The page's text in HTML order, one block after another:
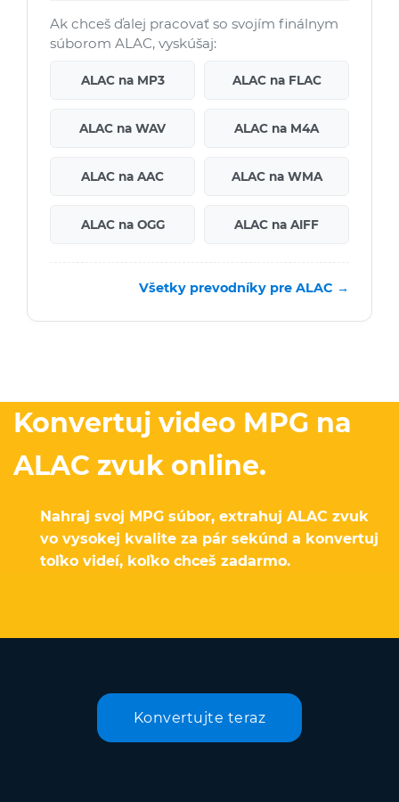
Ak chceš ďalej pracovať so svojím finálnym
súborom ALAC, vyskúšaj:
ALAC na MP3 ALAC na FLAC
ALAC na WAV ALAC na M4A
ALAC na AAC ALAC na WMA
ALAC na OGG ALAC na AIFF
Všetky prevodníky pre ALAC →
Konvertuj video MPG na
ALAC zvuk online.
Nahraj svoj MPG súbor, extrahuj ALAC zvuk
vo vysokej kvalite za pár sekúnd a konvertuj
toľko videí, koľko chceš zadarmo.
Konvertujte teraz